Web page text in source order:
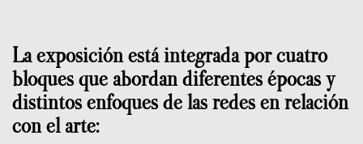
La exposición está integrada por cuatro
bloques que abordan diferentes épocas y
distintos enfoques de las redes en relación
con el arte: